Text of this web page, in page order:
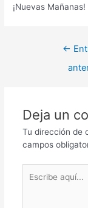
¡Nuevas
←
Deja un
Tu dirección de
campos
aquí...